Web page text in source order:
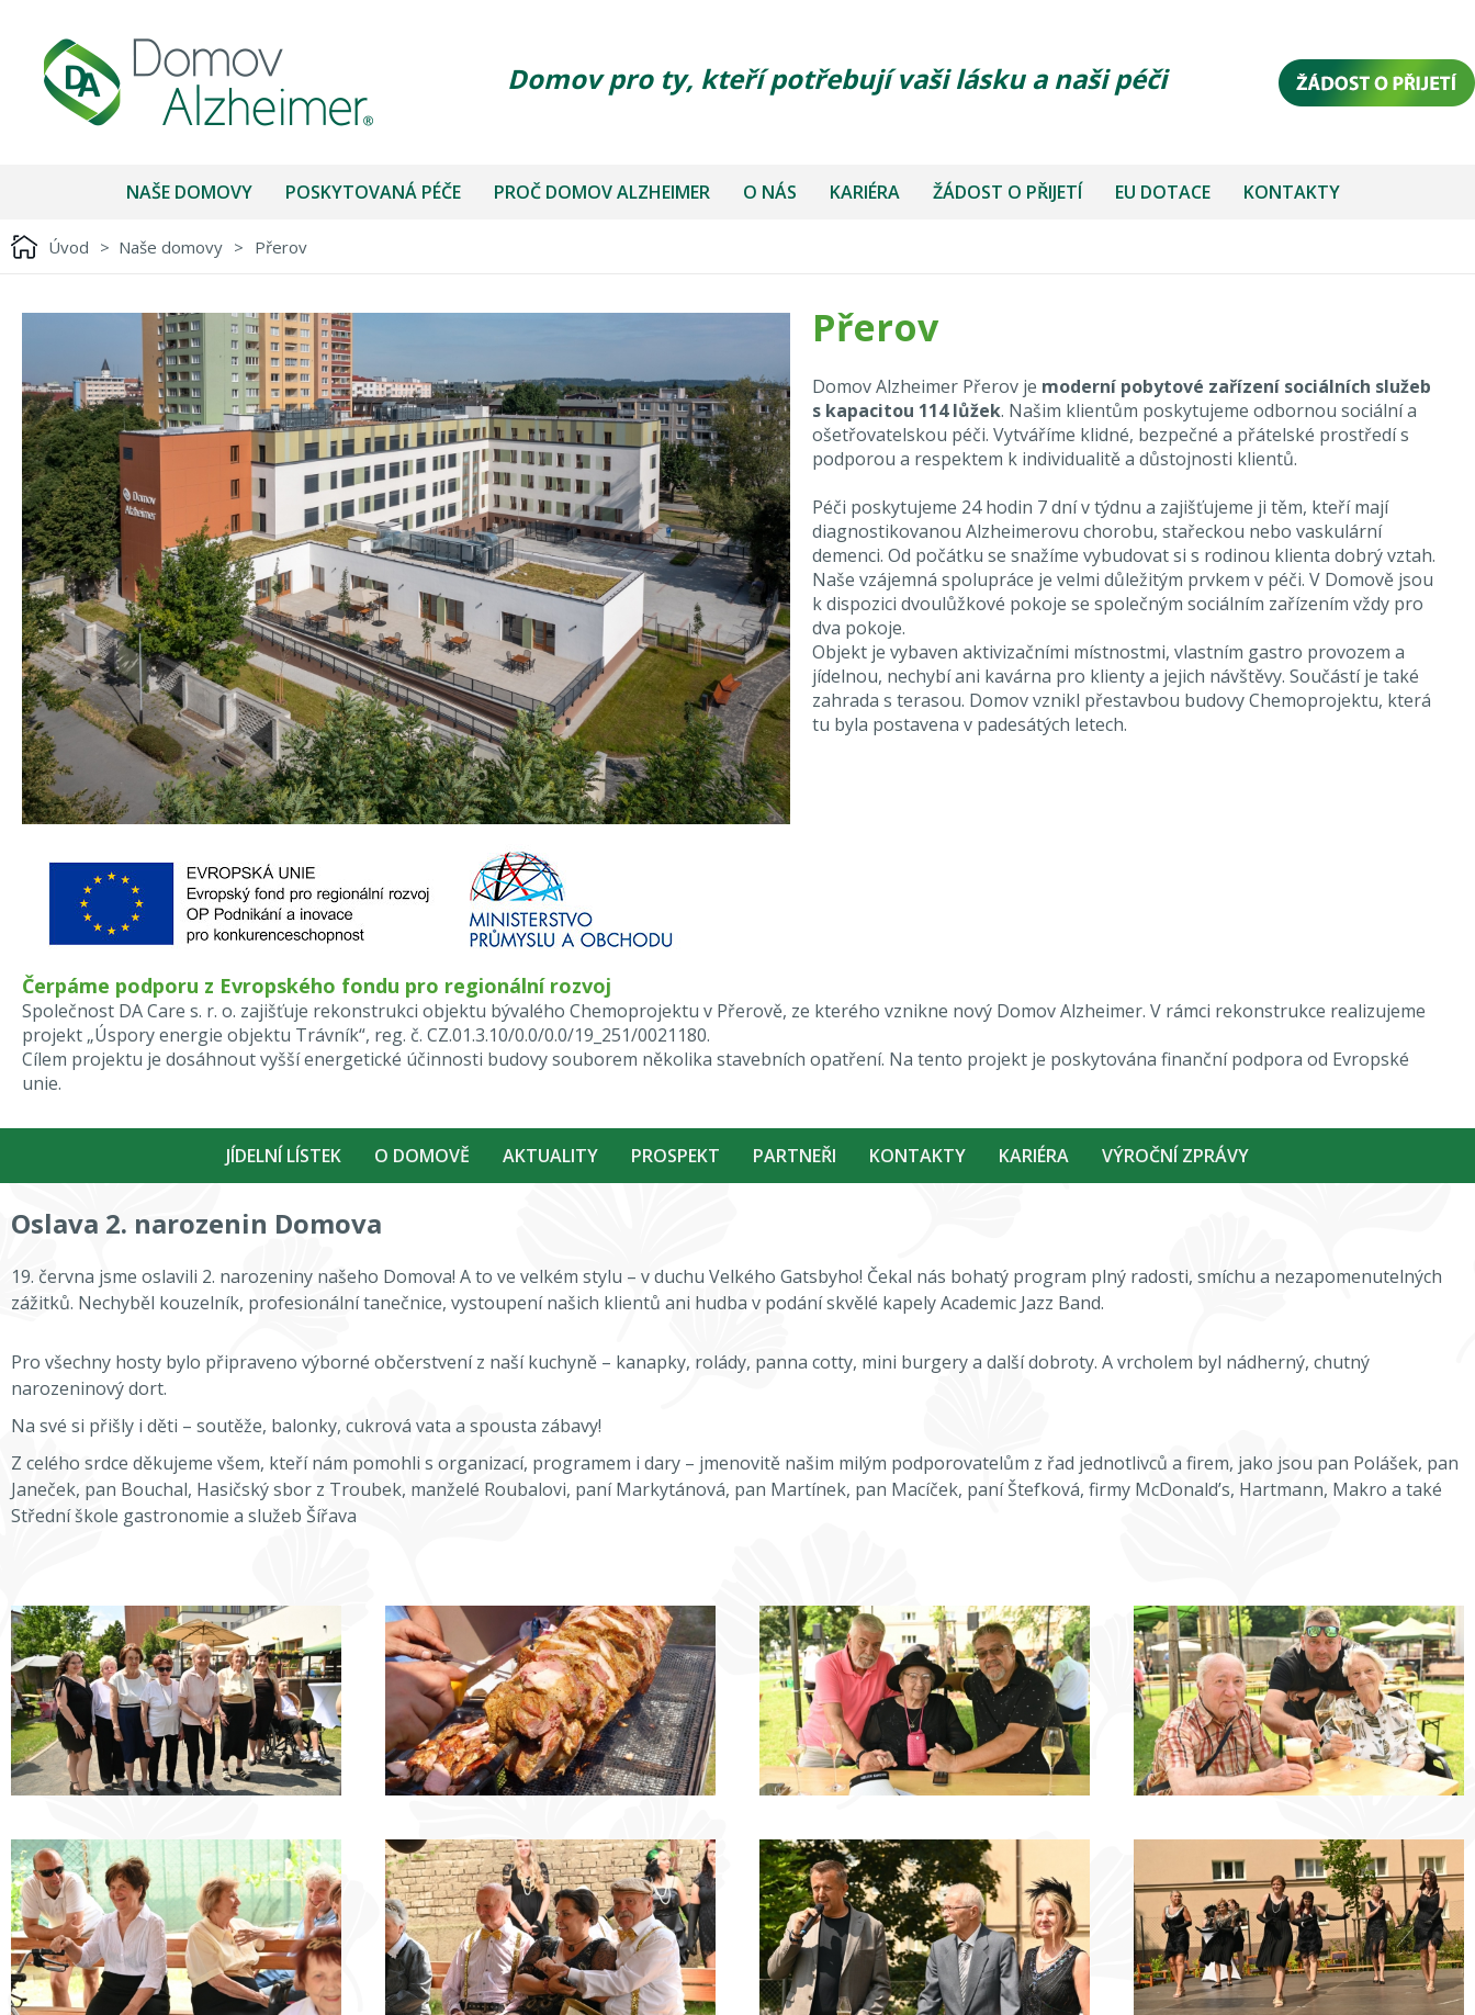
Domov pro ty, kteří potřebují vaši lásku a naši péči
NAŠE DOMOVY POSKYTOVANÁ PÉČE PROČ DOMOV ALZHEIMER O NÁS KARIÉRA ŽÁDOST O PŘIJETÍ EU DOTACE KONTAKTY
Úvod > Naše domovy > Přerov
Přerov
Domov Alzheimer Přerov je moderní pobytové zařízení sociálních služeb
s kapacitou 114 lůžek. Našim klientům poskytujeme odbornou sociální a
ošetřovatelskou péči. Vytváříme klidné, bezpečné a přátelské prostředí s
podporou a respektem k individualitě a důstojnosti klientů.
Péči poskytujeme 24 hodin 7 dní v týdnu a zajišťujeme ji těm, kteří mají
diagnostikovanou Alzheimerovu chorobu, stařeckou nebo vaskulární
demenci. Od počátku se snažíme vybudovat si s rodinou klienta dobrý vztah.
Naše vzájemná spolupráce je velmi důležitým prvkem v péči. V Domově jsou
k dispozici dvoulůžkové pokoje se společným sociálním zařízením vždy pro
dva pokoje.
Objekt je vybaven aktivizačními místnostmi, vlastním gastro provozem a
jídelnou, nechybí ani kavárna pro klienty a jejich návštěvy. Součástí je také
zahrada s terasou. Domov vznikl přestavbou budovy Chemoprojektu, která
tu byla postavena v padesátých letech.
Čerpáme podporu z Evropského fondu pro regionální rozvoj
Společnost DA Care s. r. o. zajišťuje rekonstrukci objektu bývalého Chemoprojektu v Přerově, ze kterého vznikne nový Domov Alzheimer. V rámci rekonstrukce realizujeme
projekt „Úspory energie objektu Trávník“, reg. č. CZ.01.3.10/0.0/0.0/19_251/0021180.
Cílem projektu je dosáhnout vyšší energetické účinnosti budovy souborem několika stavebních opatření. Na tento projekt je poskytována finanční podpora od Evropské
unie.
JÍDELNÍ LÍSTEK O DOMOVĚ AKTUALITY PROSPEKT PARTNEŘI KONTAKTY KARIÉRA VÝROČNÍ ZPRÁVY
Oslava 2. narozenin Domova
19. června jsme oslavili 2. narozeniny našeho Domova! A to ve velkém stylu – v duchu Velkého Gatsbyho! Čekal nás bohatý program plný radosti, smíchu a nezapomenutelných
zážitků. Nechyběl kouzelník, profesionální tanečnice, vystoupení našich klientů ani hudba v podání skvělé kapely Academic Jazz Band.
Pro všechny hosty bylo připraveno výborné občerstvení z naší kuchyně – kanapky, rolády, panna cotty, mini burgery a další dobroty. A vrcholem byl nádherný, chutný
narozeninový dort.
Na své si přišly i děti – soutěže, balonky, cukrová vata a spousta zábavy!
Z celého srdce děkujeme všem, kteří nám pomohli s organizací, programem i dary – jmenovitě našim milým podporovatelům z řad jednotlivců a firem, jako jsou pan Polášek, pan
Janeček, pan Bouchal, Hasičský sbor z Troubek, manželé Roubalovi, paní Markytánová, pan Martínek, pan Macíček, paní Štefková, firmy McDonald’s, Hartmann, Makro a také
Střední škole gastronomie a služeb Šířava